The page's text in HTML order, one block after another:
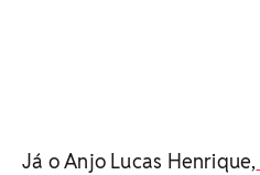
Já o Anjo Lucas Henrique,